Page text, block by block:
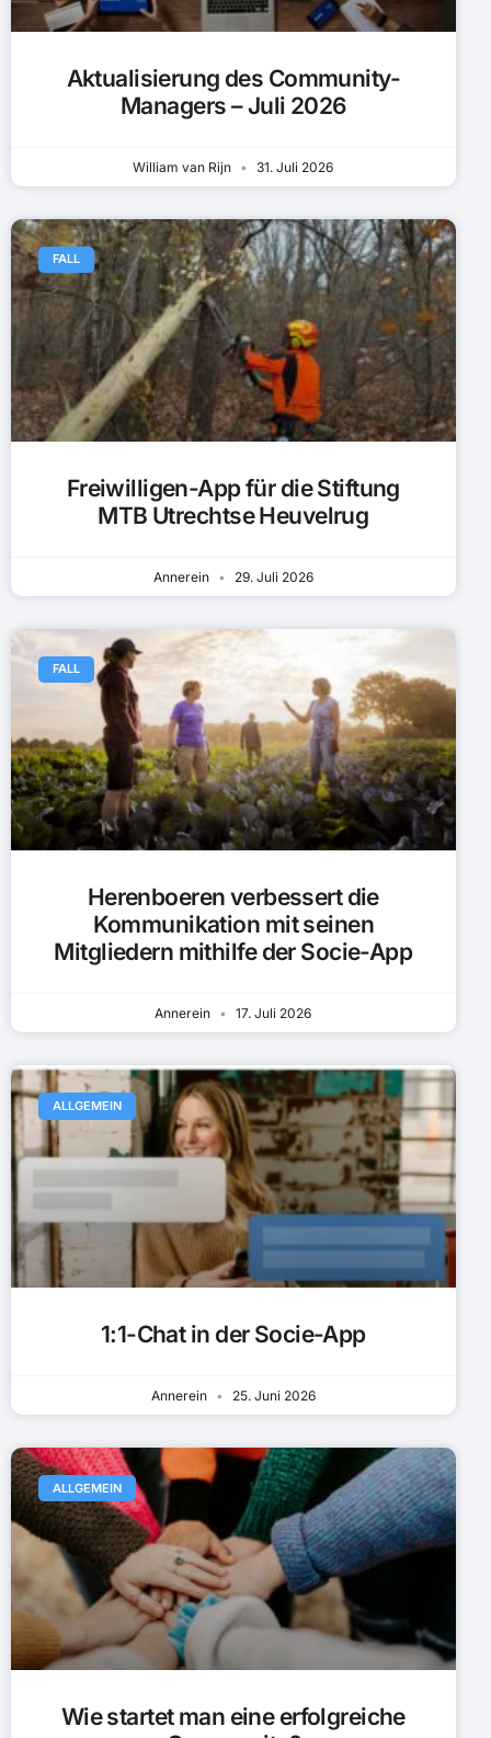
Aktualisierung des Community-
Managers – Juli 2026
William van Rijn 31. Juli 2026
FALL
Freiwilligen-App für die Stiftung
MTB Utrechtse Heuvelrug
Annerein 29. Juli 2026
FALL
Herenboeren verbessert die
Kommunikation mit seinen
Mitgliedern mithilfe der Socie-App
Annerein 17. Juli 2026
ALLGEMEIN
1:1-Chat in der Socie-App
Annerein 25. Juni 2026
ALLGEMEIN
Wie startet man eine erfolgreiche